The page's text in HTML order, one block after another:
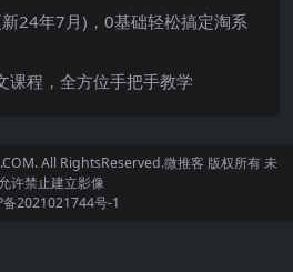
24年7月)，0基础轻松搞定淘系
课程，全方位手把手教学
All RightsReserved.微推客 版权所有 未
许禁止建立影像
备2021021744号-1